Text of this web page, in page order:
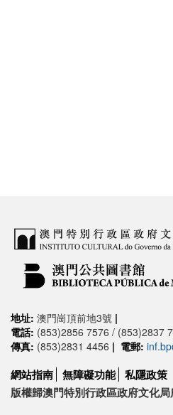
地址: 澳門崗頂前地3號 |
電話: (853)2856 7576 / (853)2837
傳真: (853)2831 4456 | 電郵:
網站指南 無障礙功能 私隱政策
版權歸澳門特別行政區政府文化局